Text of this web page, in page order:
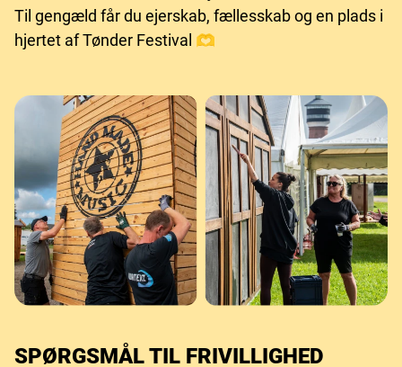
Til gengæld får du ejerskab, fællesskab og en plads i
hjertet af Tønder Festival 🫶
SPØRGSMÅL TIL FRIVILLIGHED